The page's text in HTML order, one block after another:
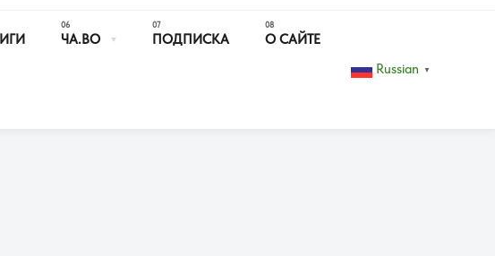
ЧА.ВО ПОДПИСКА О САЙТЕ
Russian ▼